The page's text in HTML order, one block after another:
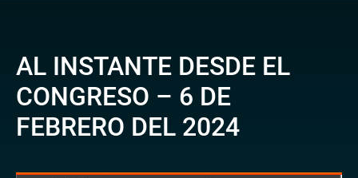
AL INSTANTE DESDE EL
CONGRESO – 6 DE
FEBRERO DEL 2024